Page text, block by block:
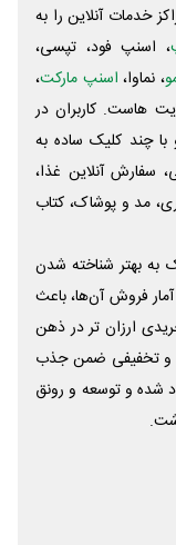
خدمات آنلاین را به
، اسنپ فود، تپسی،
، نماوا، اسنپ مارکت،
‌هاست. کاربران در
با چند کلیک ساده به
سفارش آنلاین غذا،
مد و پوشاک، کتاب
به بهتر شناخته شدن
فروش آن‌ها، باعث
ارزان تر در ذهن
و تخفیفی ضمن جذب
شده و توسعه و رونق